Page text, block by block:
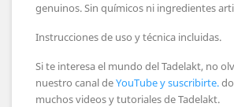
genuinos. Sin químicos ni ingredientes
Instrucciones de uso y técnica incluidas.
Si te interesa el mundo del Tadelakt, no
nuestro canal deYouTube y suscribirte.
muchos videos y tutoriales de Tadelakt.